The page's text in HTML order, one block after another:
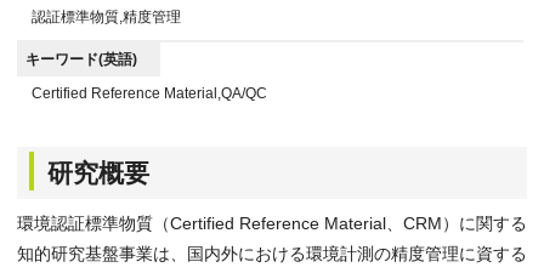
認証標準物質,精度管理
キーワード(英語)
Certified Reference Material,QA/QC
研究概要
環境認証標準物質（Certified Reference Material、CRM）に関する
知的研究基盤事業は、国内外における環境計測の精度管理に資する